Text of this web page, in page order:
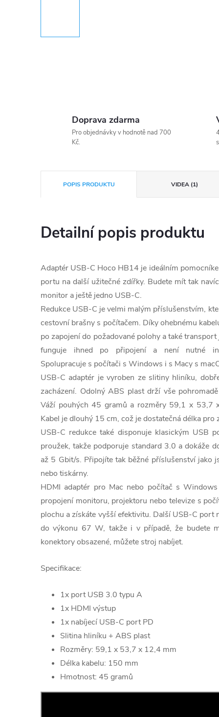
Doprava zdarma
Pro objednávky v hodnotě nad 700
Kč.
POPIS PRODUKTU VIDEA (1)
Detailní popis produktu
Adaptér USB-C Hoco HB14 je ideálním
portu na další užitečné zdířky. Budete mít tak
monitor a ještě jedno USB-C.
Redukce USB-C je velmi malým příslušenstvím,
cestovní brašny s počítačem. Díky ohebnému
po zapojení do požadované polohy a také
funguje ihned po připojení a není nutné
Spolupracuje s počítači s Windows i s Macy s
USB-C adaptér je vyroben ze slitiny hliníku,
zacházení. Odolný ABS plast drží vše
Váží pouhých 45 gramů a rozměry 59,1 x 53,7
Kabel je dlouhý 15 cm, což je dostatečná délka pro
USB-C redukce také disponuje klasickým USB
proužek, takže podporuje standard 3.0 a dokáže
až 5 Gbit/s. Připojíte tak běžné příslušenství jako
nebo tiskárny.
HDMI adaptér pro Mac nebo počítač s
propojení monitoru, projektoru nebo televize s
plochu a získáte vyšší efektivitu. Další USB-C port
do výkonu 67 W, takže i v případě, že budete
konektory obsazené, můžete stroj nabíjet.
Specifikace:
1x port USB 3.0 typu A
1x HDMI výstup
1x nabíjecí USB-C port PD
Slitina hliníku + ABS plast
Rozměry: 59,1 x 53,7 x 12,4 mm
Délka kabelu: 150 mm
Hmotnost: 45 gramů